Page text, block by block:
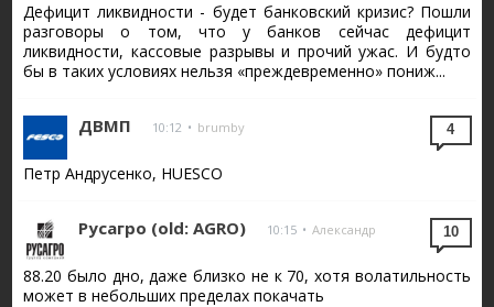
Дефицит ликвидности - будет банковский кризис? Пошли
разговоры о том, что у банков сейчас дефицит
ликвидности, кассовые разрывы и прочий ужас. И будто
бы в таких условиях нельзя «преждевременно» пониж...
ДВМП 10:12 • brumby
Петр Андрусенко, HUESCO
4
Русагро (old: AGRO) 10:15 • Александр
88.20 было дно, даже близко не к 70, хотя волатильность
может в небольших пределах покачать
10